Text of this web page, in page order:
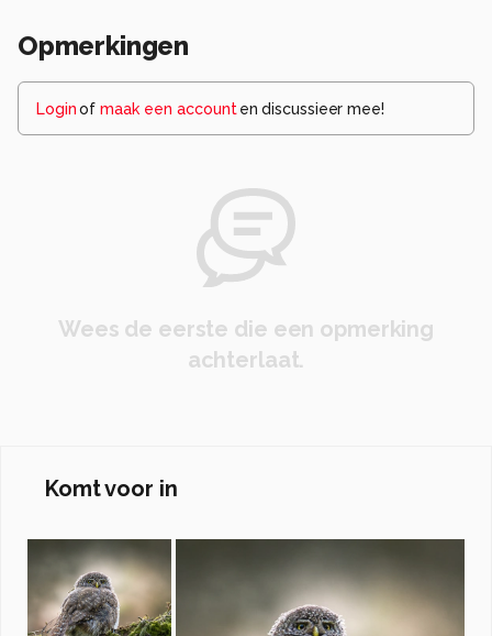
Opmerkingen
Loginof maak een account en discussieer mee!
Wees de eerste die een opmerking
achterlaat.
Komt voor in